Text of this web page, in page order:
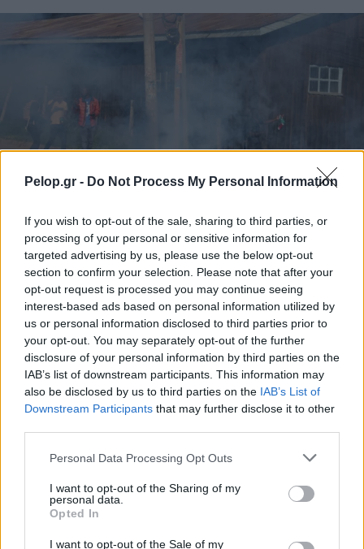
Pelop.gr - Do Not Process My Personal Information
If you wish to opt-out of the sale, sharing to third parties, or
processing of your personal or sensitive information for
targeted advertising by us, please use the below opt-out
section to confirm your selection. Please note that after your
opt-out request is processed you may continue seeing
interest-based ads based on personal information utilized by
us or personal information disclosed to third parties prior to
your opt-out. You may separately opt-out of the further
disclosure of your personal information by third parties on the
IAB’s list of downstream participants. This information may
also be disclosed by us to third parties on the IAB’s List of
Downstream Participants that may further disclose it to other
Please note that this website/app uses one or more Google
not limited to your visit or usage behaviour. You may click to
grant or deny consent to Google and its third-party tags to
use your data for below specified purposes in below Google
consent section.
Personal Data Processing Opt Outs
I want to opt-out of the Sharing of my
personal data.
Opted In
I want to opt-out of the Sale of my
ΑΦΡΙΚΗ
Μακελειό κοντά στο Γιοχάνεσμπουργκ: 12
νεκροί και ανθρωποκυνηγητό για τους δράστες